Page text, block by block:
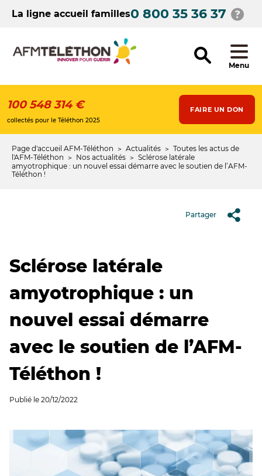
contenuLa ligne accueil familles0 800 35 36 37
Menu
100 548 314 €
collectés pour le Téléthon 2025
FAIRE UN DON
Fil
d'Ariane
Page d'accueil AFM-Téléthon Actualités
Toutes les actus de
l'AFM-Téléthon
Nos actualités
Sclérose latérale
amyotrophique : un nouvel essai démarre avec le soutien de l’AFM-
Téléthon !
Partager
Sclérose latérale
amyotrophique : un
nouvel essai démarre
avec le soutien de l’AFM-
Téléthon !
Publié le 20/12/2022